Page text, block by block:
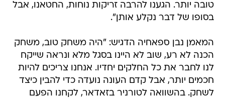
טובה יותר. הגענו להרבה זריקות נוחות, החטאנו, אבל
בסופו של דבר נקלע אותן".
המאמן נבן ספאחיה הדגיש: "היה משחק טוב, משחק
הכנה לא רע, שוב לא היינו בסגל מלא ונראה שייקח
לנו לחבר את כל החלקים יחדיו. אנחנו צריכים להיות
חכמים יותר, אבל קדם העונה נועדה כדי להבין כיצד
לשחק. בהשוואה לטורניר בזאדאר, לקחנו הפעם